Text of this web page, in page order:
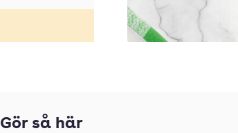
Gör så här